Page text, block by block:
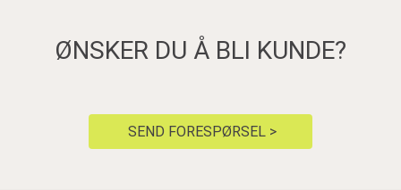
ØNSKER DU Å BLI KUNDE?
SEND FORESPØRSEL >